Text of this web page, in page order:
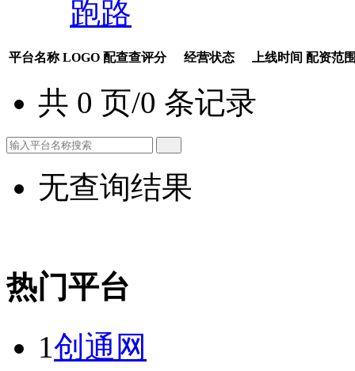
跑路
平台名称 LOGO 配查查评分 经营状态 上线时间 配资范
共 0 页/0 条记录
无查询结果
热门平台
1创通网